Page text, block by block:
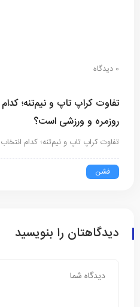
0 دیدگاه
تفاوت کراپ تاپ و نیم‌تنه؛
روزمره و ورزشی است؟
تفاوت کراپ تاپ و نیم‌تنه؛ کدام
فشن
دیدگاهتان را بنویسید